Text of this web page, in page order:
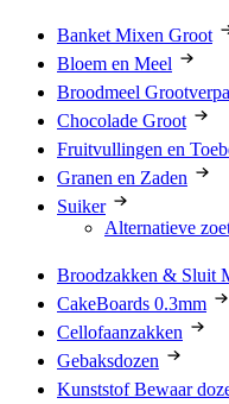
Banket Mixen Groot
Bloem en Meel
Broodmeel
Chocolade Groot
Fruitvullingen en
Granen en Zaden
Suiker
Alternatieve
Broodzakken & Sluit
CakeBoards 0.3mm
Cellofaanzakken
Gebaksdozen
Kunststof Bewaar